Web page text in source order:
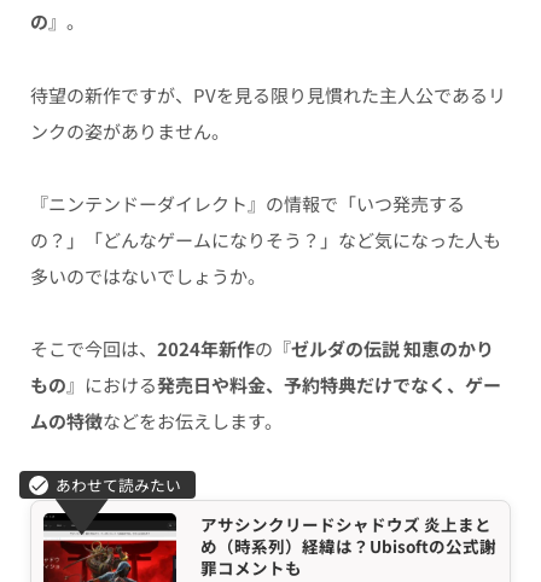
の』。
待望の新作ですが、PVを見る限り見慣れた主人公であるリ
ンクの姿がありません。
『ニンテンドーダイレクト』の情報で「いつ発売する
の？」「どんなゲームになりそう？」など気になった人も
多いのではないでしょうか。
そこで今回は、 2024年新作の『ゼルダの伝説 知恵のかり
もの』における発売日や料金、予約特典だけでなく、ゲー
ムの特徴などをお伝えします。
アサシンクリードシャドウズ 炎上まと
め（時系列）経緯は？Ubisoftの公式謝
罪コメントも